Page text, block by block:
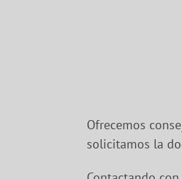
Ofrecemos
solicitamos la